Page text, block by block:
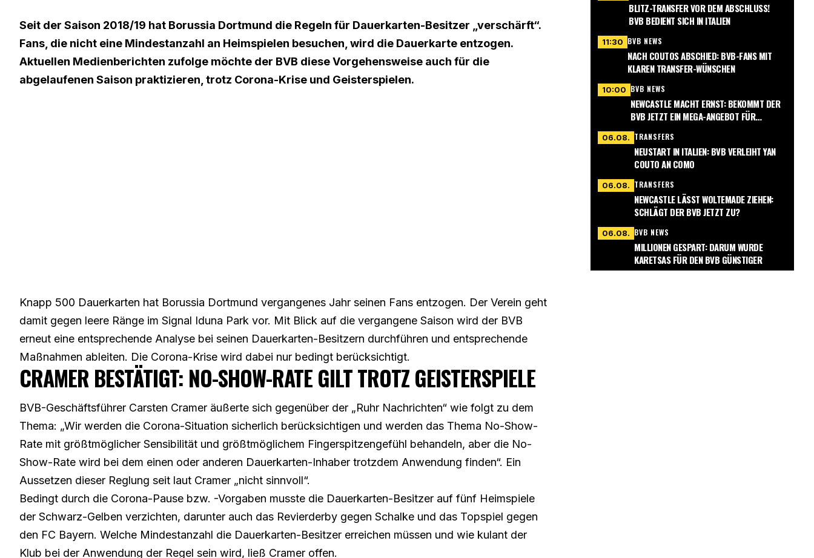
Seit der Saison 2018/19 hat Borussia Dortmund die Regeln für Dauerkarten-Besitzer „verschärft“.
Fans, die nicht eine Mindestanzahl an Heimspielen besuchen, wird die Dauerkarte entzogen.
Aktuellen Medienberichten zufolge möchte der BVB diese Vorgehensweise auch für die
abgelaufenen Saison praktizieren, trotz Corona-Krise und Geisterspielen.
Knapp 500 Dauerkarten hat Borussia Dortmund vergangenes Jahr seinen Fans entzogen. Der Verein geht
damit gegen leere Ränge im Signal Iduna Park vor. Mit Blick auf die vergangene Saison wird der BVB
erneut eine entsprechende Analyse bei seinen Dauerkarten-Besitzern durchführen und entsprechende
Maßnahmen ableiten. Die Corona-Krise wird dabei nur bedingt berücksichtigt.
CRAMER BESTÄTIGT: NO-SHOW-RATE GILT TROTZ GEISTERSPIELE
BVB-Geschäftsführer Carsten Cramer äußerte sich gegenüber der „Ruhr Nachrichten“ wie folgt zu dem
Thema: „Wir werden die Corona-Situation sicherlich berücksichtigen und werden das Thema No-Show-
Rate mit größtmöglicher Sensibilität und größtmöglichem Fingerspitzengefühl behandeln, aber die No-
Show-Rate wird bei dem einen oder anderen Dauerkarten-Inhaber trotzdem Anwendung finden“. Ein
Aussetzen dieser Reglung seit laut Cramer „nicht sinnvoll“.
Bedingt durch die Corona-Pause bzw. -Vorgaben musste die Dauerkarten-Besitzer auf fünf Heimspiele
der Schwarz-Gelben verzichten, darunter auch das Revierderby gegen Schalke und das Topspiel gegen
den FC Bayern. Welche Mindestanzahl die Dauerkarten-Besitzer erreichen müssen und wie kulant der
Klub bei der Anwendung der Regel sein wird, ließ Cramer offen.
BLITZ-TRANSFER VOR DEM ABSCHLUSS!
BVB BEDIENT SICH IN ITALIEN
11:30 BVB NEWS
NACH COUTOS ABSCHIED: BVB-FANS MIT
KLAREN TRANSFER-WÜNSCHEN
10:00 BVB NEWS
NEWCASTLE MACHT ERNST: BEKOMMT DER
BVB JETZT EIN MEGA-ANGEBOT FÜR
NMECHA?
06.08. TRANSFERS
NEUSTART IN ITALIEN: BVB VERLEIHT YAN
COUTO AN COMO
06.08. TRANSFERS
NEWCASTLE LÄSST WOLTEMADE ZIEHEN:
SCHLÄGT DER BVB JETZT ZU?
06.08. BVB NEWS
MILLIONEN GESPART: DARUM WURDE
KARETSAS FÜR DEN BVB GÜNSTIGER